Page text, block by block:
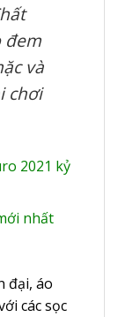
đem
và
chơi
2021 kỷ
nhất
đại, áo
các sọc